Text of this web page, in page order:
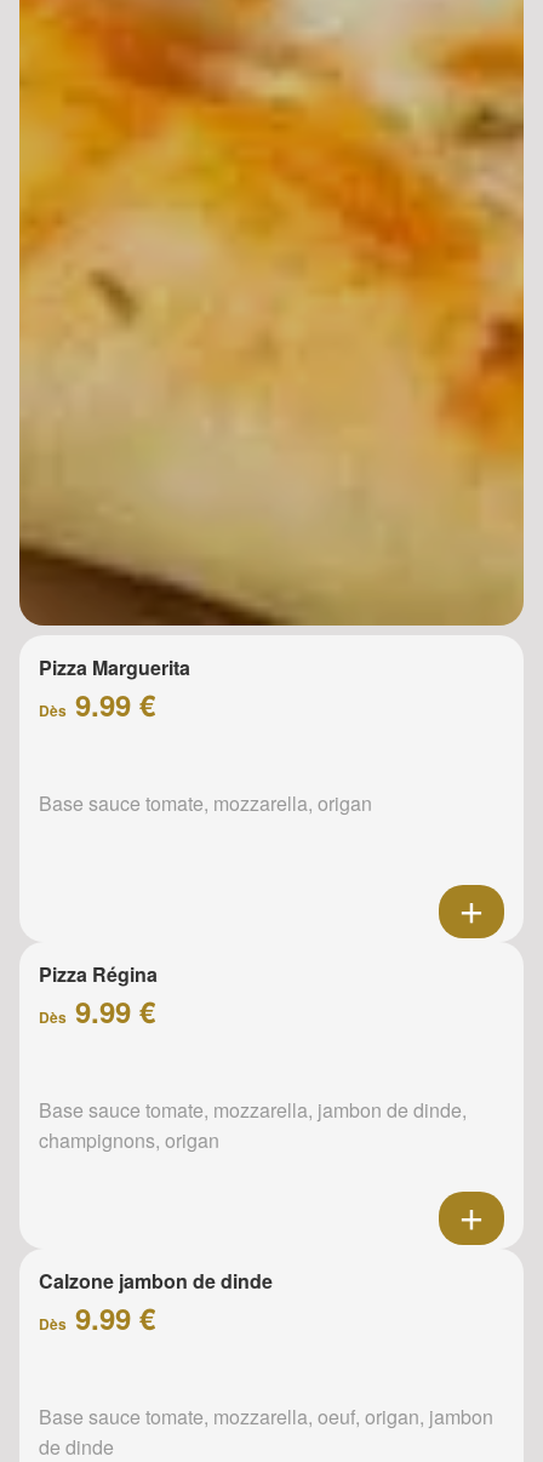
Pizza Marguerita
Dès 9.99 €
Base sauce tomate, mozzarella, origan
Pizza Régina
Dès 9.99 €
Base sauce tomate, mozzarella, jambon de dinde,
champignons, origan
Calzone jambon de dinde
Dès 9.99 €
Base sauce tomate, mozzarella, oeuf, origan, jambon
de dinde